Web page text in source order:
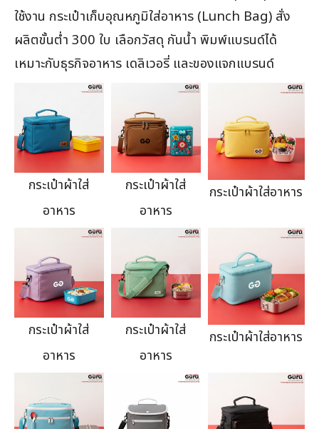
ใช้งาน กระเป๋าเก็บอุณหภูมิใส่อาหาร (Lunch Bag) สั่ง
ผลิตขั้นต่ำ 300 ใบ เลือกวัสดุ กันน้ำ พิมพ์แบรนด์ได้
เหมาะกับธุรกิจอาหาร เดลิเวอรี่ และของแจกแบรนด์
กระเป๋าผ้าใส่
อาหาร
กระเป๋าผ้าใส่
อาหาร
กระเป๋าผ้าใส่อาหาร
กระเป๋าผ้าใส่
อาหาร
กระเป๋าผ้าใส่
อาหาร
กระเป๋าผ้าใส่อาหาร